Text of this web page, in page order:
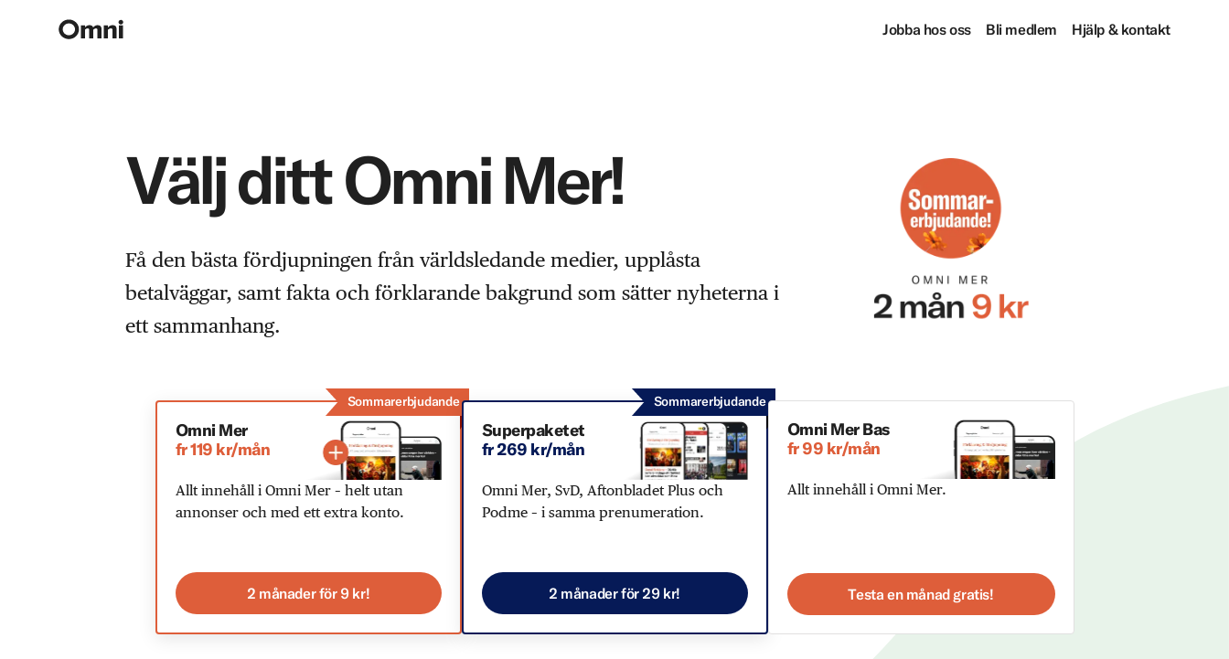
Jobba hos oss Bli medlem Hjälp & kontakt
Välj ditt Omni Mer!
Få den bästa fördjupningen från världsledande medier, upplåsta
betalväggar, samt fakta och förklarande bakgrund som sätter nyheterna i
ett sammanhang.
Sommarerbjudande
Omni Mer
fr 119 kr/mån
Allt innehåll i Omni Mer – helt utan
annonser och med ett extra konto.
2 månader för 9 kr!
Sommarerbjudande
Superpaketet
fr 269 kr/mån
Omni Mer, SvD, Aftonbladet Plus och
Podme – i samma prenumeration.
2 månader för 29 kr!
Omni Mer Bas
fr 99 kr/mån
Allt innehåll i Omni Mer.
Testa en månad gratis!